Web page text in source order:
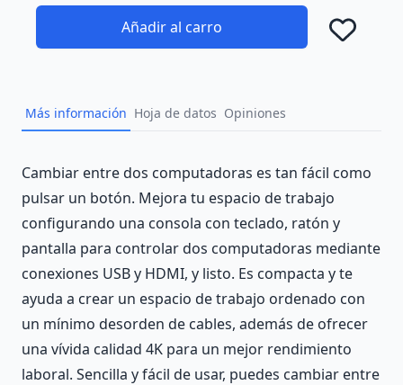
Añadir al carro
Más información Hoja de datos Opiniones
Description
Cambiar entre dos computadoras es tan fácil como
pulsar un botón. Mejora tu espacio de trabajo
configurando una consola con teclado, ratón y
pantalla para controlar dos computadoras mediante
conexiones USB y HDMI, y listo. Es compacta y te
ayuda a crear un espacio de trabajo ordenado con
un mínimo desorden de cables, además de ofrecer
una vívida calidad 4K para un mejor rendimiento
laboral. Sencilla y fácil de usar, puedes cambiar entre